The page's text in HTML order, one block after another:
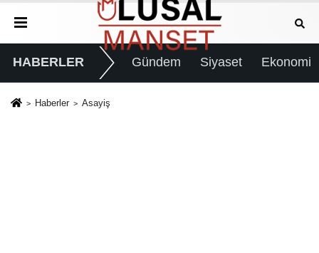
HABERLER Gündem Siyaset Ekonomi
Haberler Asayiş